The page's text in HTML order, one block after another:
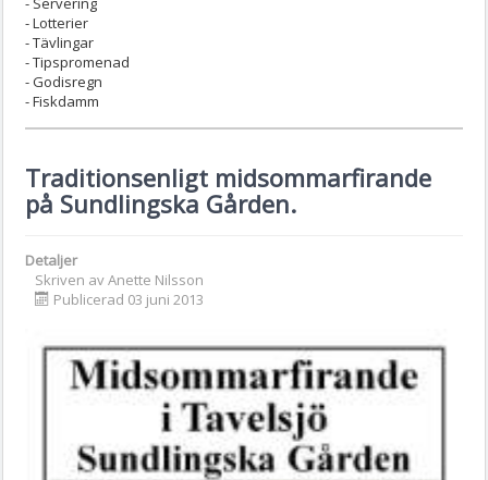
- Lotterier
- Tävlingar
- Tipspromenad
- Godisregn
- Fiskdamm
Traditionsenligt midsommarfirande
på Sundlingska Gården.
Detaljer
Skriven avAnette Nilsson
Publicerad 03 juni 2013